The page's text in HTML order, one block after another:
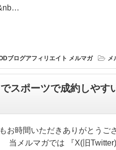
ブログアフィリエイト メルマガ メ
スポーツで成約しやす
お時間いただきありがとうご
当メルマガでは 『X(旧